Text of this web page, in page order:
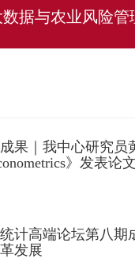
据与农业风险管
果｜我中心研究员
》发表论文
计高端论坛第八期
发展